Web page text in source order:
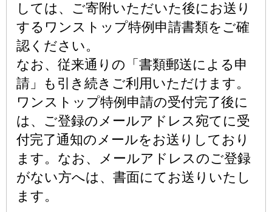
しては、ご寄附いただいた後にお送り
するワンストップ特例申請書類をご確
認ください。
なお、従来通りの「書類郵送による申
請」も引き続きご利用いただけます。
ワンストップ特例申請の受付完了後に
は、ご登録のメールアドレス宛てに受
付完了通知のメールをお送りしており
ます。なお、メールアドレスのご登録
がない方へは、書面にてお送りいたし
ます。